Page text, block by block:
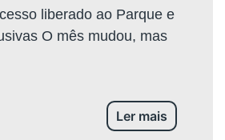
liberado ao Parque e
O mês mudou, mas
Ler mais